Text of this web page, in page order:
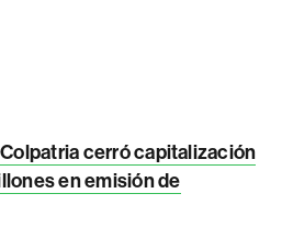
cerró capitalización
en emisión de